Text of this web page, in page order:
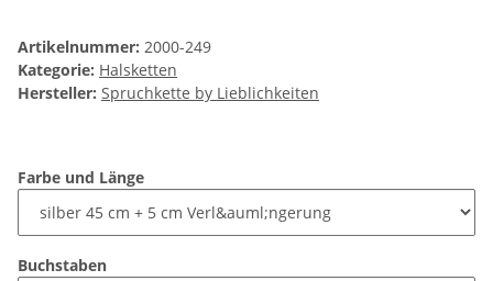
Artikelnummer: 2000-249
Kategorie: Halsketten
Hersteller: Spruchkette by Lieblichkeiten
Farbe und Länge
Buchstaben